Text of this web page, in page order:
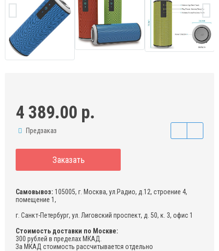
4 389.00 р.
Предзаказ
Заказать
Самовывоз: 105005, г. Москва, ул.Радио, д.12, строение 4,
помещение 1,
г. Санкт-Петербург, ул. Лиговский проспект, д. 50, к. 3, офис 1
Стоимость доставки по Москве:
300 рублей в пределах МКАД.
За МКАД стоимость рассчитывается отдельно